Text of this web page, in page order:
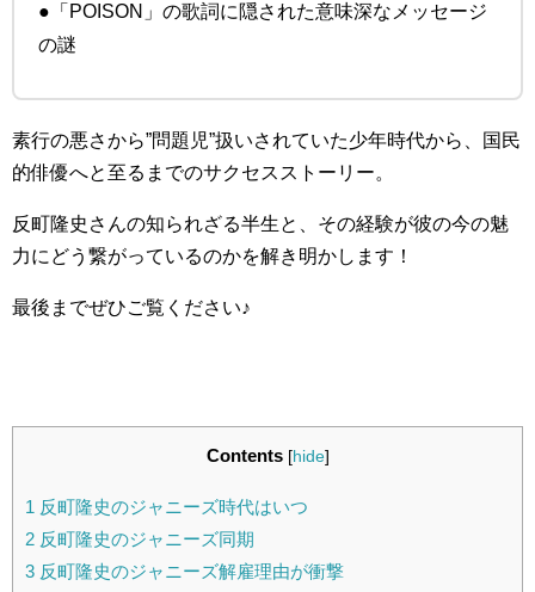
●「POISON」の歌詞に隠された意味深なメッセージ
の謎
素行の悪さから”問題児”扱いされていた少年時代から、国民
的俳優へと至るまでのサクセスストーリー。
反町隆史さんの知られざる半生と、その経験が彼の今の魅
力にどう繋がっているのかを解き明かします！
最後までぜひご覧ください♪
Contents [hide]
1 反町隆史のジャニーズ時代はいつ
2 反町隆史のジャニーズ同期
3 反町隆史のジャニーズ解雇理由が衝撃